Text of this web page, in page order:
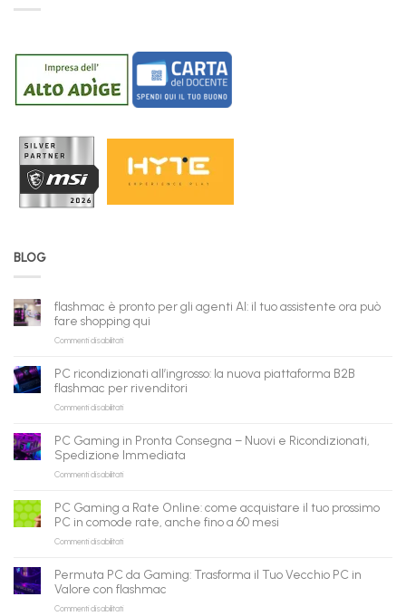
BLOG
flashmac è pronto per gli agenti AI: il tuo assistente ora può
fare shopping qui
Commenti disabilitatisu
pronto
per
gli
AI:
il
tuo
assistente
può
fare
shopping
qui
PC ricondizionati all’ingrosso: la nuova piattaforma B2B
flashmac per rivenditori
Commenti disabilitatisu
ricondizionati
all’ingrosso:
la
nuova
B2B
flashmac
per
rivenditori
PC Gaming in Pronta Consegna – Nuovi e Ricondizionati,
Spedizione Immediata
Commenti disabilitatisu
Gaming
in
Pronta
Consegna
Nuovi
Ricondizionati,
Spedizione
PC Gaming a Rate Online: come acquistare il tuo prossimo
PC in comode rate, anche fino a 60 mesi
Commenti disabilitatisu
Gaming
a
Rate
Online:
Permuta PC da Gaming: Trasforma il Tuo Vecchio PC in
Valore con flashmac
Commenti disabilitatisu